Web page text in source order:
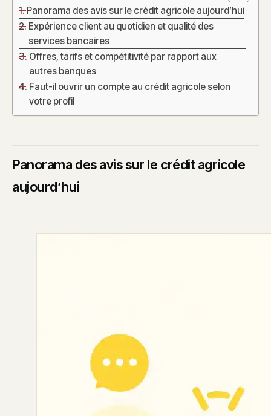
Panorama des avis sur le crédit agricole aujourd’hui
Expérience client au quotidien et qualité des
services bancaires
Offres, tarifs et compétitivité par rapport aux
autres banques
Faut-il ouvrir un compte au crédit agricole selon
votre profil
Panorama des avis sur le crédit agricole
aujourd’hui